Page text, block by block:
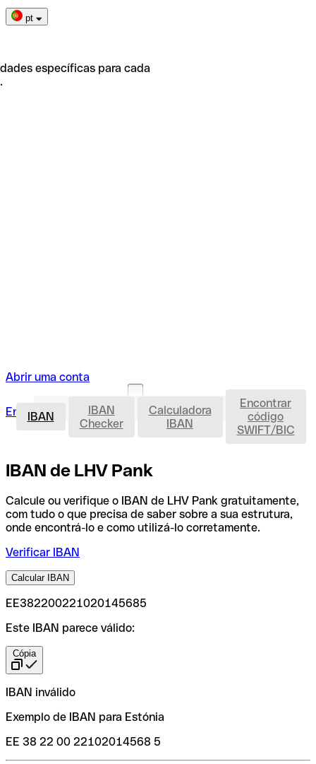
pt
específicas para cada
Abrir uma conta
Entrar Abrir uma conta IBAN
IBAN
IBAN
Checker
Calculadora
IBAN
Encontrar
código
SWIFT/BIC
IBAN de LHV Pank
Calcule ou verifique o IBAN de LHV Pank gratuitamente,
com tudo o que precisa de saber sobre a sua estrutura,
onde encontrá-lo e como utilizá-lo corretamente.
Verificar IBAN
Calcular IBAN
EE382200221020145685
Este IBAN parece válido:
Cópia
IBAN inválido
Exemplo de IBAN para Estónia
EE 38 22 00 22102014568 5